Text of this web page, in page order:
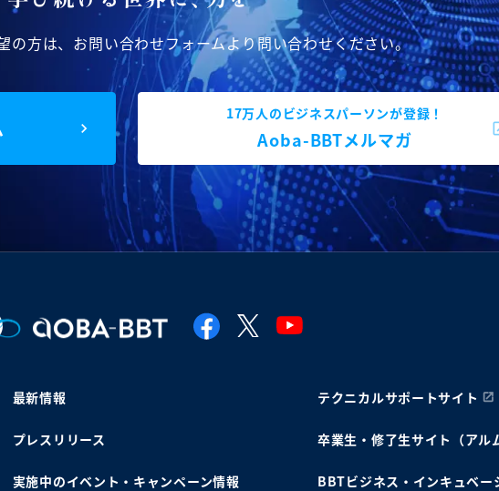
方は、 お問い合わせフォームより問い合わせください。
17万人のビジネスパーソンが登録！
Aoba-BBTメルマガ
最新情報
プレスリリース
実施中のイベント・キャンペーン情報
テクニカルサポートサイト
卒業生・修了生サイト（アル
BBTビジネス・インキュベ